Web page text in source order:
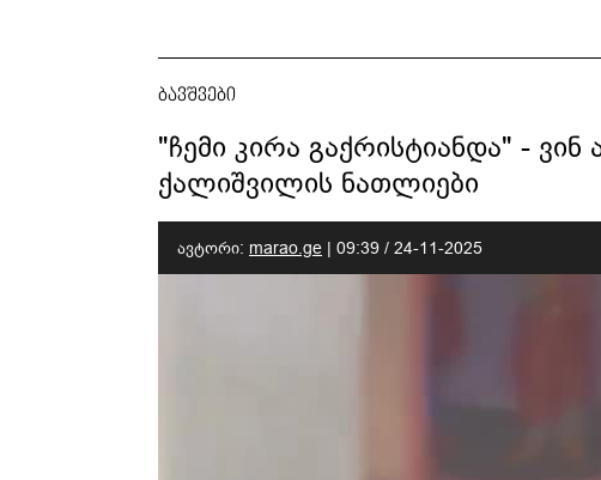
ბავშვები
"ჩემი კირა გაქრისტიანდა" -
ქალიშვილის ნათლიები
ავტორი: marao.ge | 09:39 / 24-11-2025